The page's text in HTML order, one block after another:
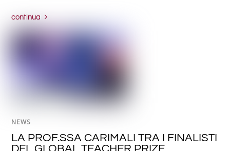
continua
NEWS
LA PROF.SSA CARIMALI TRA I FINALISTI
DEL GLOBAL TEACHER PRIZE